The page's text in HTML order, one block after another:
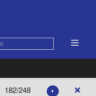
182/248